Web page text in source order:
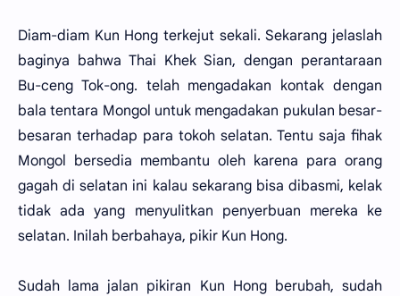
Diam-diam Kun Hong terkejut sekali. Sekarang jelaslah
baginya bahwa Thai Khek Sian, dengan perantaraan
Bu-ceng Tok-ong. telah mengadakan kontak dengan
bala tentara Mongol untuk mengadakan pukulan besar-
besaran terhadap para tokoh selatan. Tentu saja fihak
Mongol bersedia membantu oleh karena para orang
gagah di selatan ini kalau sekarang bisa dibasmi, kelak
tidak ada yang menyulitkan penyerbuan mereka ke
selatan. Inilah berbahaya, pikir Kun Hong.
Sudah lama jalan pikiran Kun Hong berubah, sudah